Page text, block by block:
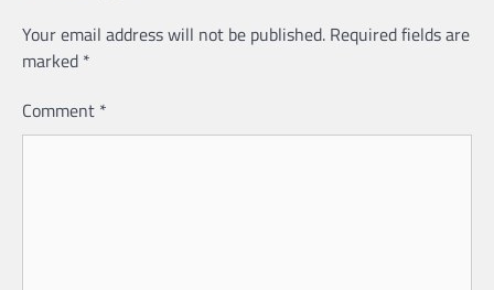
Your email address will not be published. Required fields are
marked *
Comment *